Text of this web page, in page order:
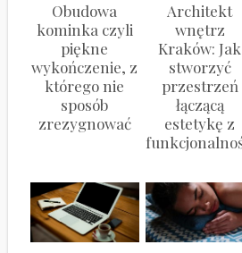
Obudowa
kominka czyli
piękne
wykończenie, z
którego nie
sposób
zrezygnować
Architekt
wnętrz
Kraków: Jak
stworzyć
przestrzeń
łączącą
estetykę z